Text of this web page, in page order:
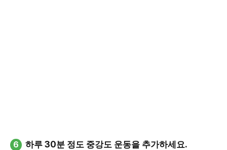
6 하루 30분 정도 중강도 운동을 추가하세요.